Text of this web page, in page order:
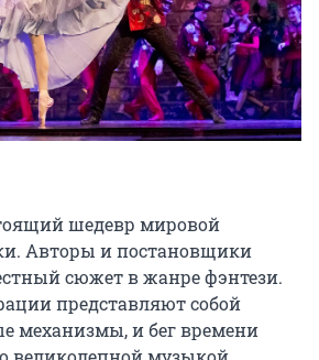
шедевр мировой
Авторы и постановщики
сюжет в жанре фэнтези.
представляют собой
механизмы, и бег времени